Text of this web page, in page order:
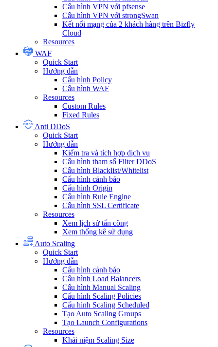
Cấu hình VPN với pfsense
Cấu hình VPN với strongSwan
Kết nối mạng của 2 khách hàng trên Bizfly
Cloud
Resources
WAF
Quick Start
Hướng dẫn
Cấu hình Policy
Cấu hình WAF
Resources
Custom Rules
Fixed Rules
Anti DDoS
Quick Start
Hướng dẫn
Kiểm tra và tích hợp dịch vụ
Cấu hình tham số Filter DDoS
Cấu hình Blacklist/Whitelist
Cấu hình cảnh báo
Cấu hình Origin
Cấu hình Rule Engine
Cấu hình SSL Certificate
Resources
Xem lịch sử tấn công
Xem thống kê sử dụng
Auto Scaling
Quick Start
Hướng dẫn
Cấu hình cảnh báo
Cấu hình Load Balancers
Cấu hình Manual Scaling
Cấu hình Scaling Policies
Cấu hình Scaling Scheduled
Tạo Auto Scaling Groups
Tạo Launch Configurations
Resources
Khái niệm Scaling Size